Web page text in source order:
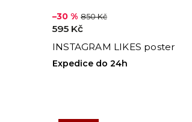
INSTAGRAM LIKES poster
Expedice do 24h
–30 % 850 Kč
595 Kč